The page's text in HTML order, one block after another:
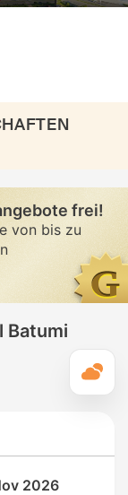
frei!
von bis zu
Batumi
2026